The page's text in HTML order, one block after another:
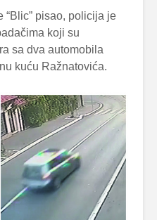
“Blic” pisao, policija je
koji su
sa dva automobila
kuću Ražnatovića.